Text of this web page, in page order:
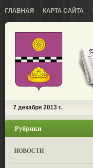
ГЛАВНАЯ КАРТА САЙТА
7 декабря 2013 г.
Рубрики
НОВОСТИ